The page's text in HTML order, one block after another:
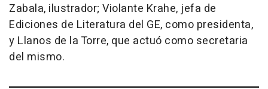
Zabala, ilustrador; Violante Krahe, jefa de
Ediciones de Literatura del GE, como presidenta,
y Llanos de la Torre, que actuó como secretaria
del mismo.